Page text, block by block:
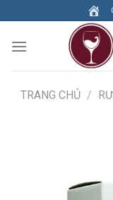
to
content
TRANG CHỦ /